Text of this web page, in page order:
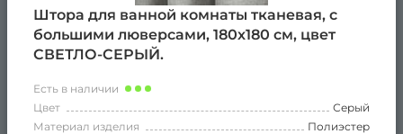
Штора для ванной комнаты тканевая, с
большими люверсами, 180х180 см, цвет
СВЕТЛО-СЕРЫЙ.
Есть в наличии
Цвет
Серый
Материал изделия
Полиэстер